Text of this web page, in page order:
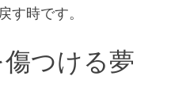
す時です。
つける夢